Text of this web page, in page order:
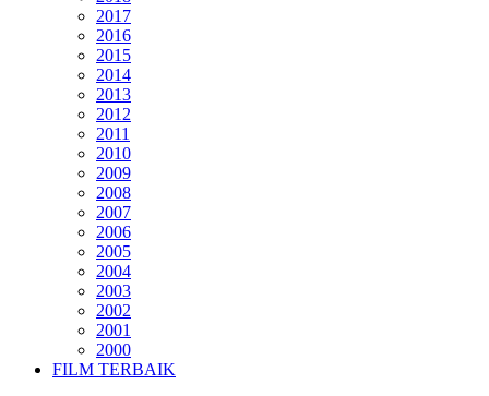
2017
2016
2015
2014
2013
2012
2011
2010
2009
2008
2007
2006
2005
2004
2003
2002
2001
2000
FILM TERBAIK